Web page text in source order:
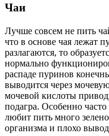
Чаи
Лучше совсем не пить
что в основе чая лежат
разлагаются, то
нормально
распаде пуринов
выводится через
мочевой кислоты
подагра. Особенно часто
любит пить много
организма и плохо